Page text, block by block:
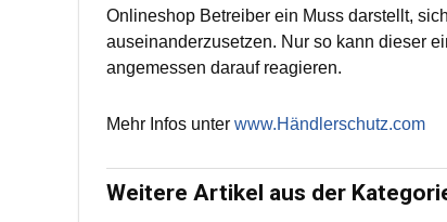
Onlineshop Betreiber ein Muss darstellt,
auseinanderzusetzen. Nur so kann dieser
angemessen darauf reagieren.
Mehr Infos unter www.Händlerschutz.com
Weitere Artikel aus der